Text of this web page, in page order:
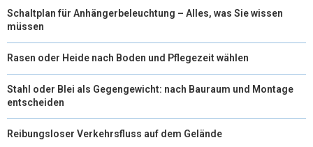
)
Schaltplan für Anhängerbeleuchtung – Alles, was Sie wissen
müssen
Rasen oder Heide nach Boden und Pflegezeit wählen
Stahl oder Blei als Gegengewicht: nach Bauraum und Montage
entscheiden
Reibungsloser Verkehrsfluss auf dem Gelände